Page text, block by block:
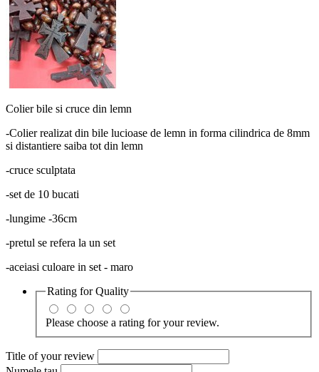
Colier bile si cruce din lemn
-Colier realizat din bile lucioase de lemn in forma cilindrica de 8mm
si distantiere saiba tot din lemn
-cruce sculptata
-set de 10 bucati
-lungime -36cm
-pretul se refera la un set
-aceiasi culoare in set - maro
Rating forQuality
Please choose a rating for your review.
Title of your review